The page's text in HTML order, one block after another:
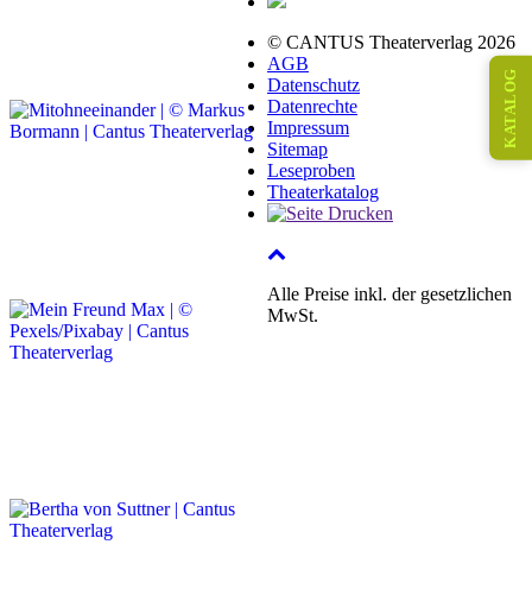
© CANTUS Theaterverlag 2026
AGB
Datenschutz
Datenrechte
Impressum
Sitemap
Leseproben
Theaterkatalog
Alle Preise inkl. der gesetzlichen
MwSt.
KATALOG